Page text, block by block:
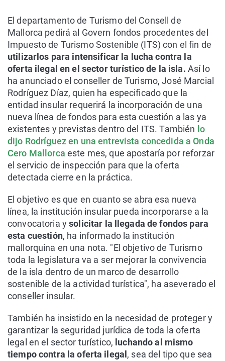
El departamento de Turismo del Consell de
Mallorca pedirá al Govern fondos procedentes del
Impuesto de Turismo Sostenible (ITS) con el fin de
utilizarlos para intensificar la lucha contra la
oferta ilegal en el sector turístico de la isla. Así lo
ha anunciado el conseller de Turismo, José Marcial
Rodríguez Díaz, quien ha especificado que la
entidad insular requerirá la incorporación de una
nueva línea de fondos para esta cuestión a las ya
existentes y previstas dentro del ITS. También lo
dijo Rodríguez en una entrevista concedida a Onda
Cero Mallorca este mes, que apostaría por reforzar
el servicio de inspección para que la oferta
detectada cierre en la práctica.
El objetivo es que en cuanto se abra esa nueva
línea, la institución insular pueda incorporarse a la
convocatoria ysolicitar la llegada de fondos para
esta cuestión, ha informado la institución
mallorquina en una nota. "El objetivo de Turismo
toda la legislatura va a ser mejorar la convivencia
de la isla dentro de un marco de desarrollo
sostenible de la actividad turística", ha aseverado el
conseller insular.
También ha insistido en la necesidad de proteger y
garantizar la seguridad jurídica de toda la oferta
legal en el sector turístico, luchando al mismo
tiempo contra la oferta ilegal , sea del tipo que sea